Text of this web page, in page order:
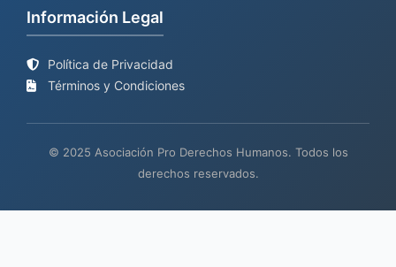
Información Legal
Política de Privacidad
Términos y Condiciones
© 2025 Asociación Pro Derechos Humanos. Todos los
derechos reservados.